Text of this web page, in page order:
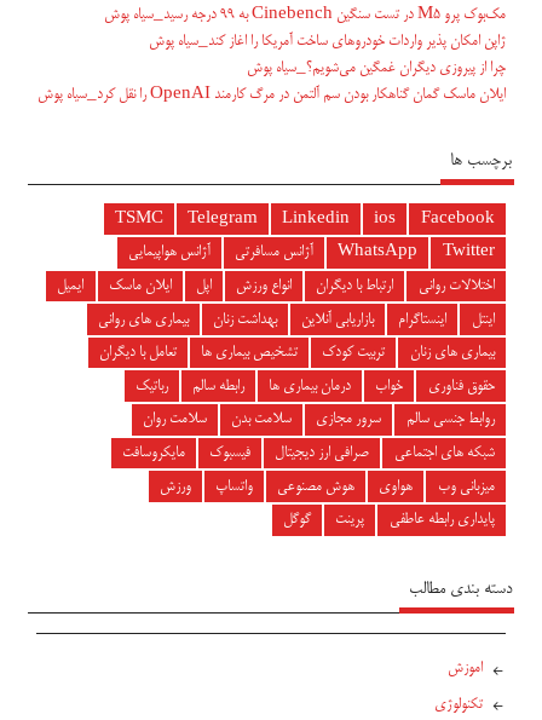
مک‌بوک پرو M5 در تست سنگین Cinebench به ۹۹ درجه رسید_سیاه پوش
ژاپن امکان پذیر واردات خودروهای ساخت آمریکا را اغاز کند_سیاه پوش
چرا از پیروزی دیگران غمگین می‌شویم؟_سیاه پوش
ایلان ماسک گمان گناهکار بودن سم آلتمن در مرگ کارمند OpenAI را نقل کرد_سیاه پوش
برچسب ها
Facebook
ios
Linkedin
Telegram
TSMC
Twitter
WhatsApp آژانس مسافرتی
آژانس هواپیمایی
اختلالات روانی
ارتباط با دیگران انواع ورزش اپل ایلان ماسک
ایمیل
اینتل
اینستاگرام بازاریابی آنلاین بهداشت زنان
بیماری های روانی
بیماری های زنان
تربیت کودک تشخیص بیماری ها
تعامل با دیگران
حقوق فناوری
خواب درمان بیماری ها رابطه سالم
رباتیک
روابط جنسی سالم
سرور مجازی سلامت بدن
سلامت روان
شبکه های اجتماعی
صرافی ارز دیجیتال فیسبوک
مایکروسافت
میزبانی وب
هواوی هوش مصنوعی واتساپ
ورزش
پایداری رابطه عاطفی
پرینت گوگل
دسته بندی مطالب
اموزش
تکنولوژی